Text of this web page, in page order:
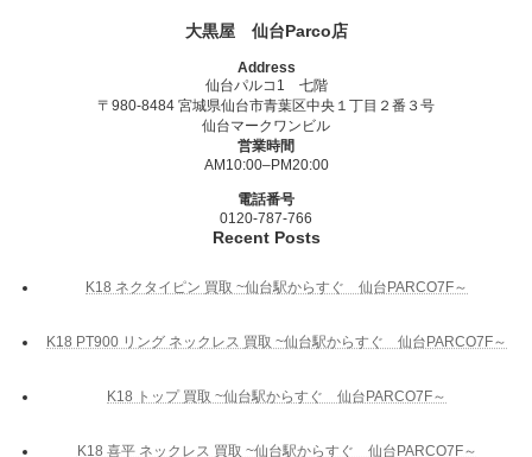
大黒屋 仙台Parco店
Address
仙台パルコ1 七階
〒980-8484 宮城県仙台市青葉区中央１丁目２番３号
仙台マークワンビル
営業時間
AM10:00–PM20:00
電話番号
0120-787-766
Recent Posts
K18 ネクタイピン 買取 ~仙台駅からすぐ 仙台PARCO7F～
K18 PT900 リング ネックレス 買取 ~仙台駅からすぐ 仙台PARCO7F～
K18 トップ 買取 ~仙台駅からすぐ 仙台PARCO7F～
K18 喜平 ネックレス 買取 ~仙台駅からすぐ 仙台PARCO7F～